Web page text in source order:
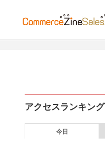
アクセスランキング
今日